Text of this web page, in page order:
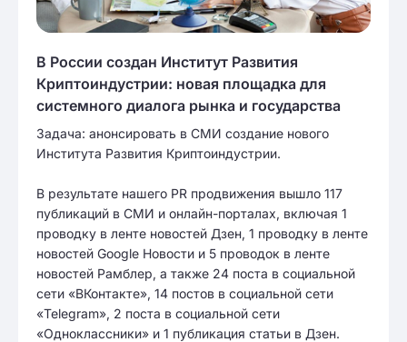
В России создан Институт Развития
Криптоиндустрии: новая площадка для
системного диалога рынка и государства
Задача: анонсировать в СМИ создание нового
Института Развития Криптоиндустрии.
В результате нашего PR продвижения вышло 117
публикаций в СМИ и онлайн-порталах, включая 1
проводку в ленте новостей Дзен, 1 проводку в ленте
новостей Google Новости и 5 проводок в ленте
новостей Рамблер, а также 24 поста в социальной
сети «ВКонтакте», 14 постов в социальной сети
«Telegram», 2 поста в социальной сети
«Одноклассники» и 1 публикация статьи в Дзен.